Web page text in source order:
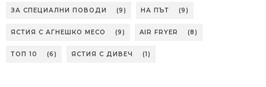
ЗА СПЕЦИАЛНИ ПОВОДИ (9) НА ПЪТ (9)
ЯСТИЯ С АГНЕШКО МЕСО (9) AIR FRYER (8)
ТОП 10 (6) ЯСТИЯ С ДИВЕЧ (1)